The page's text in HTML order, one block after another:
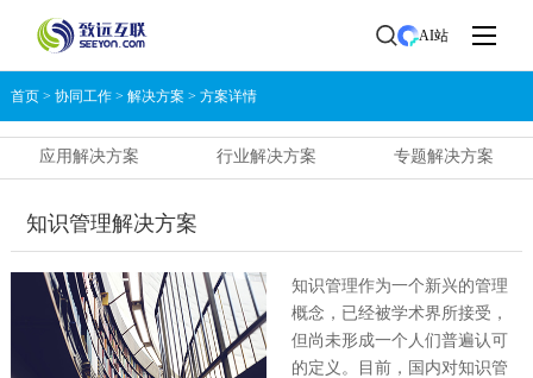
AI站
首页> 协同工作> 解决方案 > 方案详情
应用解决方案 行业解决方案 专题解决方案
知识管理解决方案
知识管理作为一个新兴的管理
概念，已经被学术界所接受，
但尚未形成一个人们普遍认可
的定义。目前，国内对知识管